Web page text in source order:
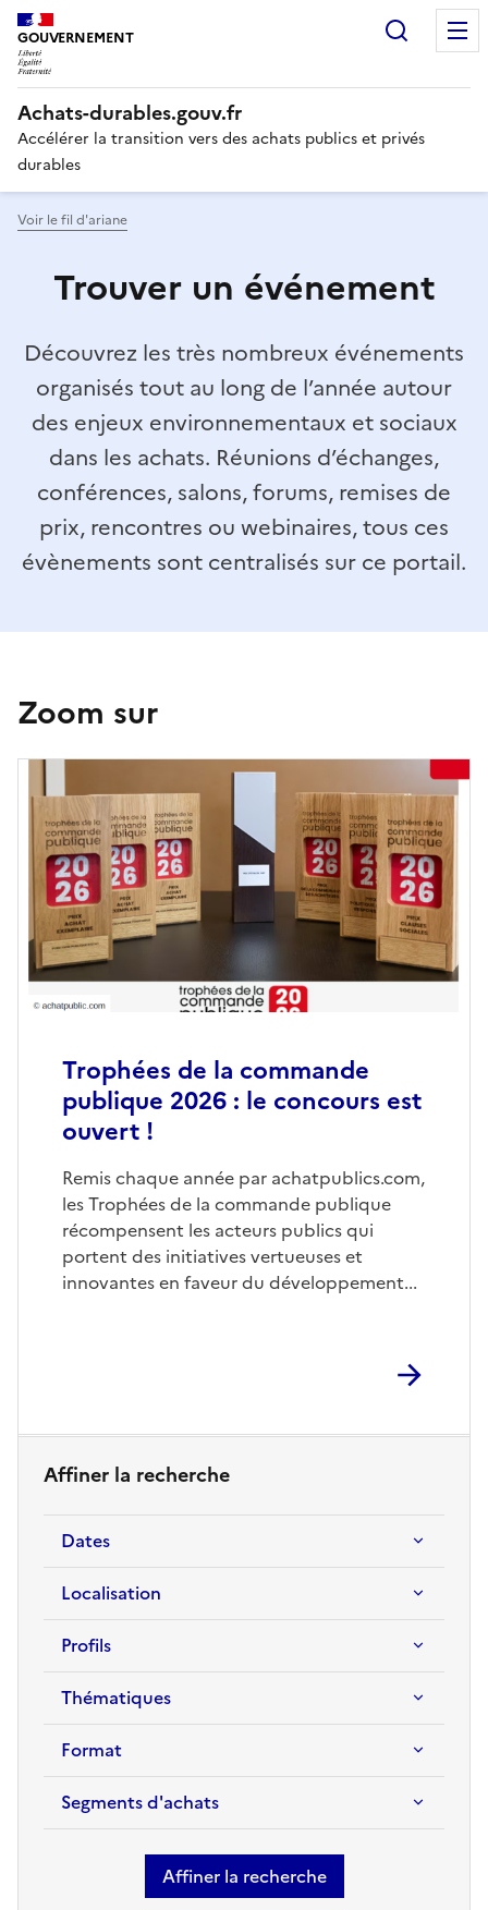
GOUVERNEMENT
Liberté,
Égalité,
Fraternité
Achats-durables.gouv.fr
Accélérer la transition vers des achats publics et privés
durables
Voir le fil d'ariane
Trouver un événement
Découvrez les très nombreux événements
organisés tout au long de l’année autour
des enjeux environnementaux et sociaux
dans les achats. Réunions d’échanges,
conférences, salons, forums, remises de
prix, rencontres ou webinaires, tous ces
évènements sont centralisés sur ce portail.
Zoom sur
Trophées de la commande
publique 2026 : le concours est
ouvert !
Remis chaque année par achatpublics.com,
les Trophées de la commande publique
récompensent les acteurs publics qui
portent des initiatives vertueuses et
innovantes en faveur du développement...
Affiner la recherche
Dates
Localisation
Profils
Thématiques
Format
Segments d'achats